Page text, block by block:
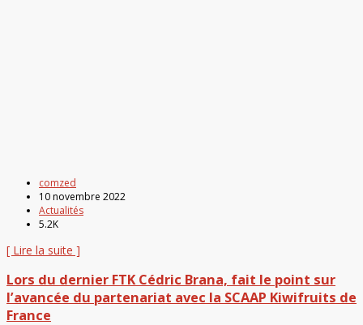
comzed
10 novembre 2022
Actualités
5.2K
[ Lire la suite ]
Lors du dernier FTK Cédric Brana, fait le point sur
l’avancée du partenariat avec la SCAAP Kiwifruits de
France